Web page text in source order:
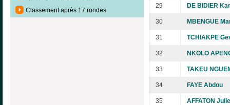
Classement après 17 rondes
29 DE BIDIER
30 MBENGUE
31 TCHIAKPE
32 NKOLO
33 TAKEU
34 FAYE Abdou
35 AFFATON